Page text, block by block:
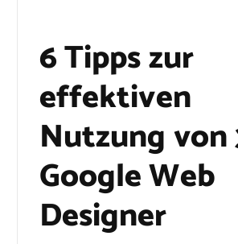
6 Tipps zur
effektiven
Nutzung von
Google Web
Designer